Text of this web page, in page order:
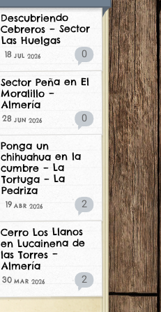
Descubriendo
Cebreros – Sector
Las Huelgas
18 JUL 2026 0
Sector Peña en El
Moralillo –
Almería
28 JUN 2026 0
Ponga un
chihuahua en la
cumbre – La
Tortuga – La
Pedriza
19 ABR 2026 2
Cerro Los Llanos
en Lucainena de
las Torres –
Almería
30 MAR 2026 2